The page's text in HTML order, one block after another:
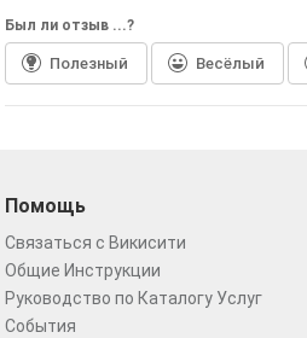
Был ли отзыв ...?
Полезный Весёлый
Помощь
Связаться с Викисити
Общие Инструкции
Руководство по Каталогу Услуг
События